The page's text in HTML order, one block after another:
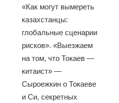
«Как могут вымереть
казахстанцы:
глобальные сценарии
рисков». «Выезжаем
на том, что Токаев —
китаист» —
Сыроежкин о Токаеве
и Си, секретных